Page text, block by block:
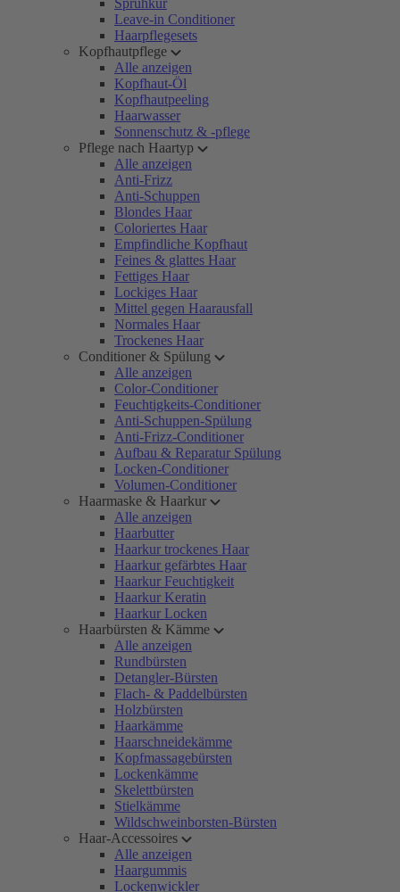
Sprühkur
Leave-in Conditioner
Haarpflegesets
Kopfhautpflege
Alle anzeigen
Kopfhaut-Öl
Kopfhautpeeling
Haarwasser
Sonnenschutz & -pflege
Pflege nach Haartyp
Alle anzeigen
Anti-Frizz
Anti-Schuppen
Blondes Haar
Coloriertes Haar
Empfindliche Kopfhaut
Feines & glattes Haar
Fettiges Haar
Lockiges Haar
Mittel gegen Haarausfall
Normales Haar
Trockenes Haar
Conditioner & Spülung
Alle anzeigen
Color-Conditioner
Feuchtigkeits-Conditioner
Anti-Schuppen-Spülung
Anti-Frizz-Conditioner
Aufbau & Reparatur Spülung
Locken-Conditioner
Volumen-Conditioner
Haarmaske & Haarkur
Alle anzeigen
Haarbutter
Haarkur trockenes Haar
Haarkur gefärbtes Haar
Haarkur Feuchtigkeit
Haarkur Keratin
Haarkur Locken
Haarbürsten & Kämme
Alle anzeigen
Rundbürsten
Detangler-Bürsten
Flach- & Paddelbürsten
Holzbürsten
Haarkämme
Haarschneidekämme
Kopfmassagebürsten
Lockenkämme
Skelettbürsten
Stielkämme
Wildschweinborsten-Bürsten
Haar-Accessoires
Alle anzeigen
Haargummis
Lockenwickler